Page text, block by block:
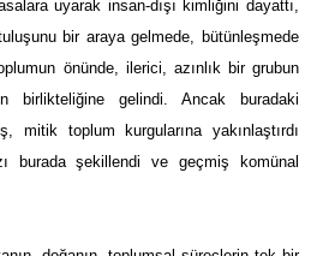
uyarak insan-dışı kimliğini dayattı,
bir araya gelmede, bütünleşmede
önünde, ilerici, azınlık bir grubun
birlikteliğine gelindi. Ancak buradaki
mitik toplum kurgularına yakınlaştırdı
burada şekillendi ve geçmiş komünal